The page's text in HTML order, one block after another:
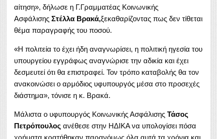
αίτηση», δήλωσε η Γ.Γραμματέας Κοινωνικής
Ασφάλισης Στέλλα Βρακά,ξεκαθαρίζοντας πως δεν τίθεται
θέμα παραγραφής του ποσού.
«Η πολιτεία το έχει ήδη αναγνωρίσει, η πολιτική ηγεσία του
υπουργείου εγγράφως αναγνώρισε την αδικία και έχει
δεσμευτεί ότι θα επιστραφεί. Τον τρόπο καταβολής θα τον
ανακοινώσει ο αρμόδιος υφυπουργός μέσα στο προσεχές
διάστημα», τόνισε η κ. Βρακά.
Μάλιστα ο υφυπουργός Κοινωνικής Ασφάλισης Τάσος
Πετρόπουλος ανέθεσε στην ΗΔΙΚΑ να υπολογίσει πόσα
χρήματα κρατήθηκαν παρανόμως όλα αυτά τα χρόνια και